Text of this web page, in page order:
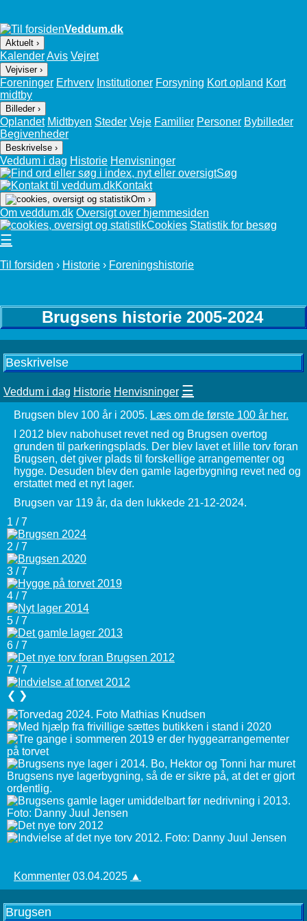
Veddum.dk
Aktuelt ›
KalenderAvis Vejret
Vejviser ›
Foreninger Erhverv Institutioner Forsyning Kort opland Kort
midtby
Billeder ›
Oplandet Midtbyen Steder Veje Familier Personer Bybilleder
Begivenheder
Beskrivelse ›
Veddum i dag Historie Henvisninger
Søg
Kontakt
Om ›
Om veddum.dk Oversigt over hjemmesiden
Cookies Statistik for besøg
☰
Til forsiden › Historie › Foreningshistorie
Brugsens historie 2005-2024
Beskrivelse
Veddum i dag Historie Henvisninger ☰
Brugsen blev 100 år i 2005. Læs om de første 100 år her.
I 2012 blev nabohuset revet ned og Brugsen overtog
grunden til parkeringsplads. Der blev lavet et lille torv foran
Brugsen, det giver plads til forskellige arrangementer og
hygge. Desuden blev den gamle lagerbygning revet ned og
erstattet med et nyt lager.
Brugsen var 119 år, da den lukkede 21-12-2024.
1 / 7
2 / 7
3 / 7
4 / 7
5 / 7
6 / 7
7 / 7
❮ ❯
Kommenter 03.04.2025 ▲
Brugsen